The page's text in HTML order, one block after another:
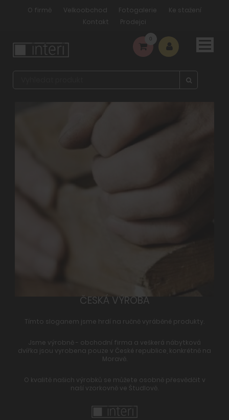
O firmě Velkoobchod Fotogalerie
Ke stažení
Kontakt
Prodejci
0
ČESKÁ VÝROBA
Tímto sloganem jsme hrdí na ručně vyráběné produkty.
Jsme výrobně - obchodní firma a veškerá nábytková
dvířka jsou vyrobena pouze v České republice, konkrétně na
Moravě.
O kvalitě našich výrobků se můžete osobně přesvědčit v
naší vzorkovně ve Študlově.